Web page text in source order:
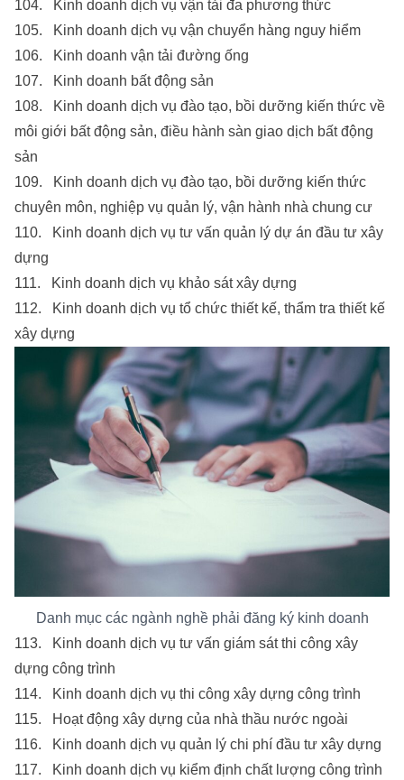
104. Kinh doanh dịch vụ vận tải đa phương thức
105. Kinh doanh dịch vụ vận chuyển hàng nguy hiểm
106. Kinh doanh vận tải đường ống
107. Kinh doanh bất động sản
108. Kinh doanh dịch vụ đào tạo, bồi dưỡng kiến thức về
môi giới bất động sản, điều hành sàn giao dịch bất động
sản
109. Kinh doanh dịch vụ đào tạo, bồi dưỡng kiến thức
chuyên môn, nghiệp vụ quản lý, vận hành nhà chung cư
110. Kinh doanh dịch vụ tư vấn quản lý dự án đầu tư xây
dựng
111. Kinh doanh dịch vụ khảo sát xây dựng
112. Kinh doanh dịch vụ tổ chức thiết kế, thẩm tra thiết kế
xây dựng
Danh mục các ngành nghề phải đăng ký kinh doanh
113. Kinh doanh dịch vụ tư vấn giám sát thi công xây
dựng công trình
114. Kinh doanh dịch vụ thi công xây dựng công trình
115. Hoạt động xây dựng của nhà thầu nước ngoài
116. Kinh doanh dịch vụ quản lý chi phí đầu tư xây dựng
117. Kinh doanh dịch vụ kiểm định chất lượng công trình